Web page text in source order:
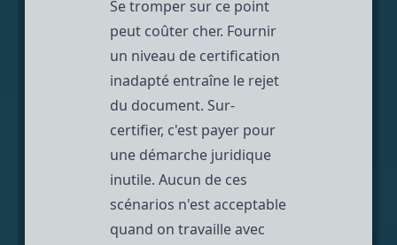
Se tromper sur ce point
peut coûter cher. Fournir
un niveau de certification
inadapté entraîne le rejet
du document. Sur-
certifier, c'est payer pour
une démarche juridique
inutile. Aucun de ces
scénarios n'est acceptable
quand on travaille avec